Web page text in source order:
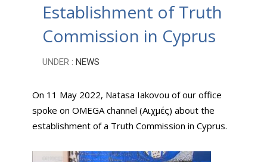
Establishment of Truth
Commission in Cyprus
UNDER : NEWS
On 11 May 2022, Natasa Iakovou of our office
spoke on OMEGA channel (Αιχμές) about the
establishment of a Truth Commission in Cyprus.